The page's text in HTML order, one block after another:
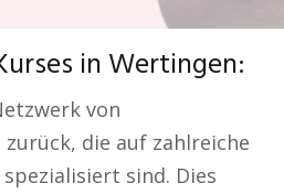
in Wertingen:
von
die auf zahlreiche
sind. Dies